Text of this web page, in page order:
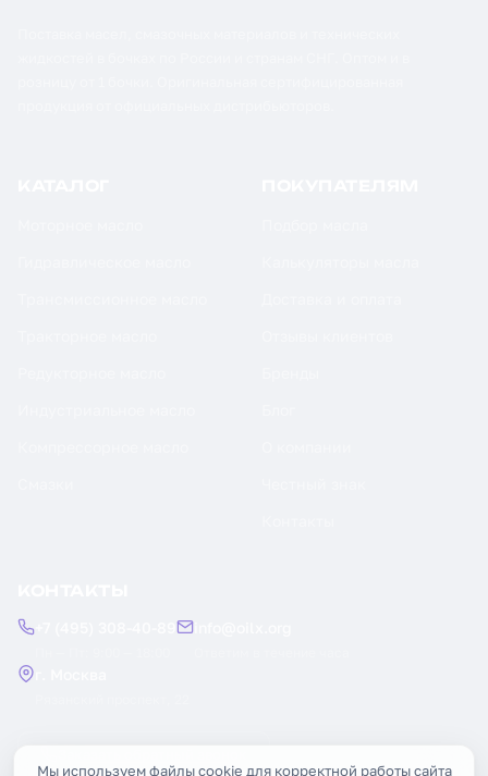
Мы используем файлы cookie для корректной работы сайта